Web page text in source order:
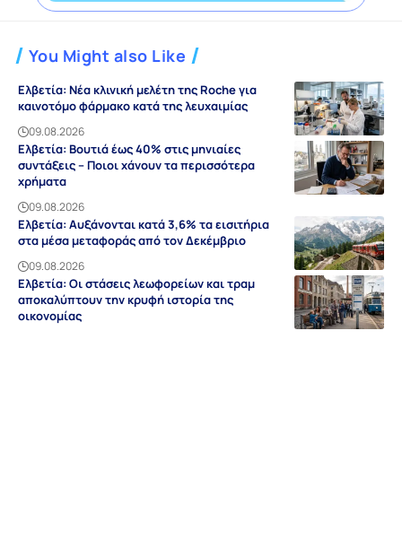
You Might also Like
Ελβετία: Νέα κλινική μελέτη της Roche για
καινοτόμο φάρμακο κατά της λευχαιμίας
09.08.2026
Ελβετία: Βουτιά έως 40% στις μηνιαίες
συντάξεις – Ποιοι χάνουν τα περισσότερα
χρήματα
09.08.2026
Ελβετία: Αυξάνονται κατά 3,6% τα εισιτήρια
στα μέσα μεταφοράς από τον Δεκέμβριο
09.08.2026
Ελβετία: Οι στάσεις λεωφορείων και τραμ
αποκαλύπτουν την κρυφή ιστορία της
οικονομίας